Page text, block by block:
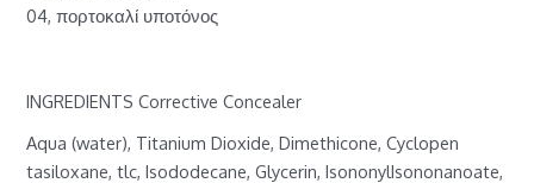
04, πορτοκαλί υποτόνος
INGREDIENTS Corrective Concealer
Aqua (water), Titanium Dioxide, Dimethicone, Cyclopen
tasiloxane, tlc, Isododecane, Glycerin, IsononylIsononanoate,